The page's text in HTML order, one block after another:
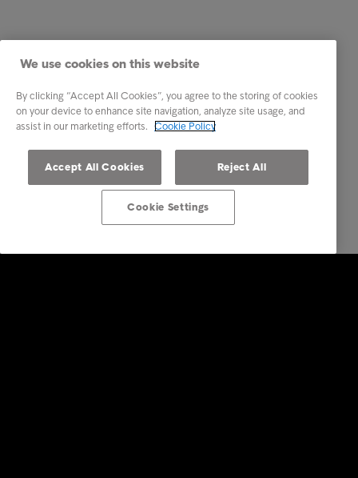
We use cookies on this website
By clicking “Accept All Cookies”, you agree to the storing of cookies
on your device to enhance site navigation, analyze site usage, and
assist in our marketing efforts. Cookie Policy
Accept All Cookies Reject All
Cookie Settings